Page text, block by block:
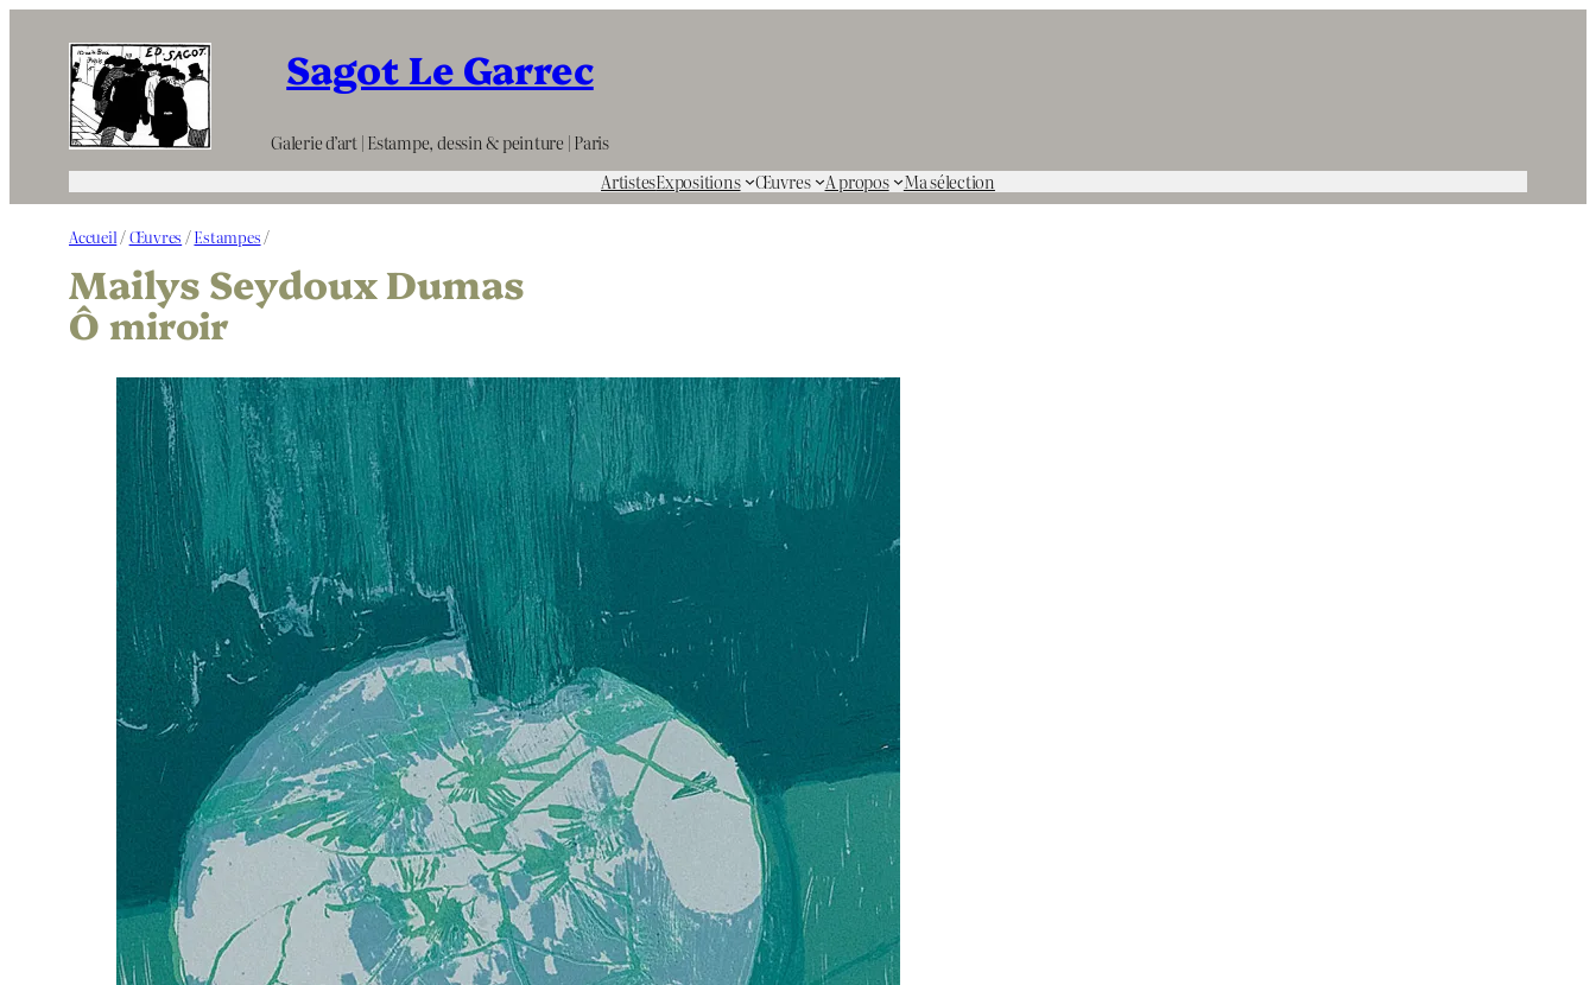
contenu
Sagot Le Garrec
Galerie d’art | Estampe, dessin & peinture | Paris
ArtistesExpositions Œuvres A propos Ma sélection
Accueil /Œuvres /Estampes /
Mailys Seydoux Dumas
Ô miroir